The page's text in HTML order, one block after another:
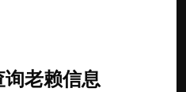
老赖信息